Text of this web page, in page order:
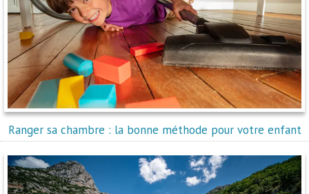
Ranger sa chambre : la bonne méthode pour votre enfant